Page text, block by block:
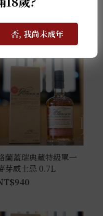
蘭蓋瑞典藏特級單一
芽威士忌 0.7L
940
否, 我尚未成年